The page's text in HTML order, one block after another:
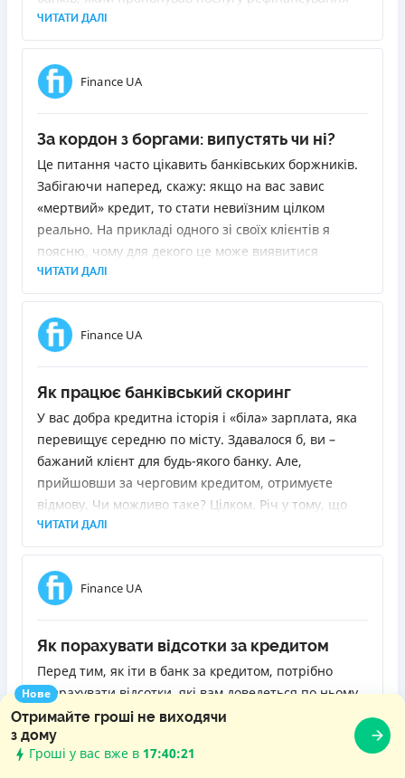
Нове
Отримайте гроші не виходячи
з дому
Гроші у вас вже в 17:40:23
позик. Суть у тому, щоб видати новий кредит для
погашення старих. Я вирішила з'ясувати, що для
цього потрібно і чи буде це для мене вигідно.
ЧИТАТИ ДАЛІ
Finance UA
За кордон з боргами: випустять чи ні?
Це питання часто цікавить банківських боржників.
Забігаючи наперед, скажу: якщо на вас завис
«мертвий» кредит, то стати невиїзним цілком
реально. На прикладі одного зі своїх клієнтів я
поясню, чому для декого це може виявитися
«сюрпризом» і як прибрати себе зі стоп-аркуша
прикордонників.
ЧИТАТИ ДАЛІ
Finance UA
Як працює банківський скоринг
У вас добра кредитна історія і «біла» зарплата, яка
перевищує середню по місту. Здавалося б, ви –
бажаний клієнт для будь-якого банку. Але,
прийшовши за черговим кредитом, отримуєте
відмову. Чи можливо таке? Цілком. Річ у тому, що
благонадійність позичальника визначає так звана
скорингова система, у якої може бути інша думка
щодо вас. Вона є в кожному банку, і в кожного вона
своя. Я розповім, як вона працює і чому іноді
ЧИТАТИ ДАЛІ
Finance UA
Як порахувати відсотки за кредитом
Перед тим, як іти в банк за кредитом, потрібно
розрахувати відсотки, які вам доведеться по ньому
виплатити. Інакше кажучи, зрозуміти, у скільки він
вам обійдеться. Знаючи реальний обсяг переплати,
ви зможете правильно оцінити свої сили, а також